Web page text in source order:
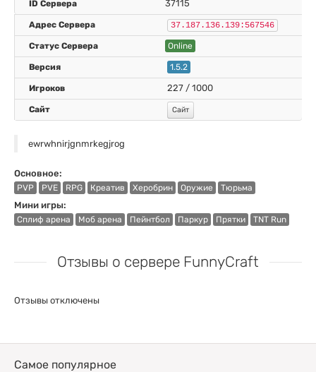
37115
37.187.136.139:567546
Online
1.5.2
227 / 1000
Сайт
ewrwhnirjgnmrkegjrog
Основное:
PVP PVE RPG Креатив Херобрин Оружие Тюрьма
Мини игры:
Сплиф арена Моб арена Пейнтбол Паркур Прятки TNT Run
Отзывы о сервере FunnyCraft
Отзывы отключены
Самое популярное